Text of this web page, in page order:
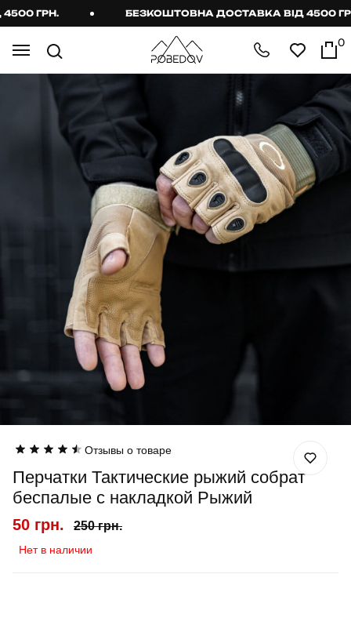
ГРН. БЕЗКОШТОВНА ДОСТАВКА ВІД 4500 ГРН.
0
Отзывы о товаре
Перчатки Тактические рыжий собрат
беспалые с накладкой Рыжий
50 грн. 250 грн.
Нет в наличии